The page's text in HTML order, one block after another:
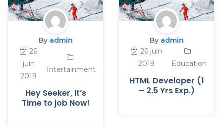
By admin
26
juin
2019
Intertainment
Hey Seeker, It’s
Time to job Now!
By admin
26 juin
2019
Education
HTML Developer (1
– 2.5 Yrs Exp.)